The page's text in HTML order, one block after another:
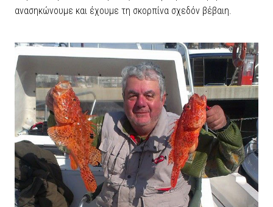
ανασηκώνουμε και έχουμε τη σκορπίνα σχεδόν βέβαιη.